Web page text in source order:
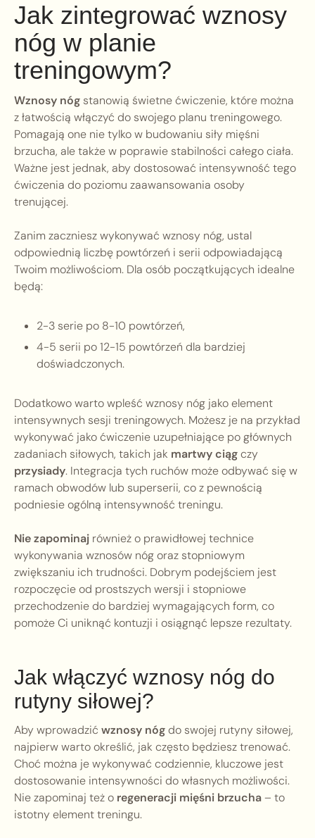
Jak zintegrować wznosy
nóg w planie
treningowym?
Wznosy nóg stanowią świetne ćwiczenie, które można
z łatwością włączyć do swojego planu treningowego.
Pomagają one nie tylko w budowaniu siły mięśni
brzucha, ale także w poprawie stabilności całego ciała.
Ważne jest jednak, aby dostosować intensywność tego
ćwiczenia do poziomu zaawansowania osoby
trenującej.
Zanim zaczniesz wykonywać wznosy nóg, ustal
odpowiednią liczbę powtórzeń i serii odpowiadającą
Twoim możliwościom. Dla osób początkujących idealne
będą:
2-3 serie po 8-10 powtórzeń,
4-5 serii po 12-15 powtórzeń dla bardziej
doświadczonych.
Dodatkowo warto wpleść wznosy nóg jako element
intensywnych sesji treningowych. Możesz je na przykład
wykonywać jako ćwiczenie uzupełniające po głównych
zadaniach siłowych, takich jak martwy ciągczy
przysiady. Integracja tych ruchów może odbywać się w
ramach obwodów lub superserii, co z pewnością
podniesie ogólną intensywność treningu.
Nie zapominaj również o prawidłowej technice
wykonywania wznosów nóg oraz stopniowym
zwiększaniu ich trudności. Dobrym podejściem jest
rozpoczęcie od prostszych wersji i stopniowe
przechodzenie do bardziej wymagających form, co
pomoże Ci uniknąć kontuzji i osiągnąć lepsze rezultaty.
Jak włączyć wznosy nóg do
rutyny siłowej?
Aby wprowadzić wznosy nógdo swojej rutyny siłowej,
najpierw warto określić, jak często będziesz trenować.
Choć można je wykonywać codziennie, kluczowe jest
dostosowanie intensywności do własnych możliwości.
Nie zapominaj też o regeneracji mięśni brzucha– to
istotny element treningu.